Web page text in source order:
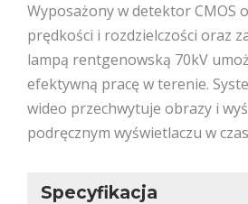
Wyposażony w detektor CMOS
prędkości i rozdzielczości oraz
lampą rentgenowską 70kV
efektywną pracę w terenie.
wideo przechwytuje obrazy i
podręcznym wyświetlaczu w
Specyfikacja